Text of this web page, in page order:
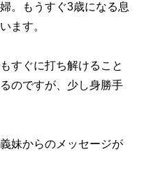
。もうすぐ3歳になる息
ます。
すぐに打ち解けること
のですが、少し身勝手
妹からのメッセージが